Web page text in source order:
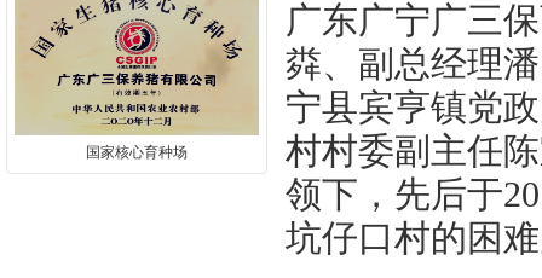
国家核心育种场
广东广宁广三
粦、副总经理
宁县宾亨镇党
村村委副主任
领下， 先后于
坑仔口村的困